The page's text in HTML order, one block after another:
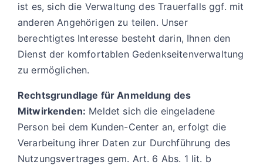
ist es, sich die Verwaltung des Trauerfalls ggf. mit
anderen Angehörigen zu teilen. Unser
berechtigtes Interesse besteht darin, Ihnen den
Dienst der komfortablen Gedenkseitenverwaltung
zu ermöglichen.
Rechtsgrundlage für Anmeldung des
Mitwirkenden: Meldet sich die eingeladene
Person bei dem Kunden-Center an, erfolgt die
Verarbeitung ihrer Daten zur Durchführung des
Nutzungsvertrages gem. Art. 6 Abs. 1 lit. b